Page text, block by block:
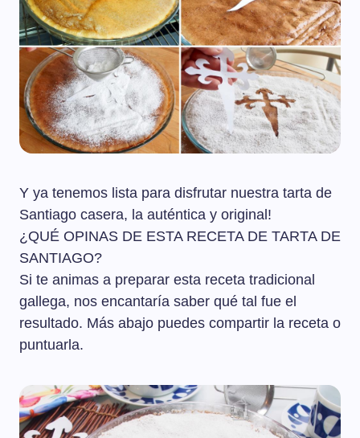
Y ya tenemos lista para disfrutar nuestra tarta de
Santiago casera, la auténtica y original!
¿QUÉ OPINAS DE ESTA RECETA DE TARTA DE
SANTIAGO?
Si te animas a preparar esta receta tradicional
gallega, nos encantaría saber qué tal fue el
resultado. Más abajo puedes compartir la receta o
puntuarla.